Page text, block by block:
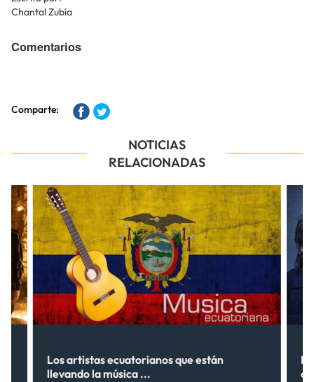
Chantal Zubía
Comentarios
Comparte:
NOTICIAS
RELACIONADAS
Los artistas ecuatorianos que están
llevando la música ...